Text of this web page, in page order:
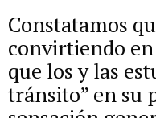
Constatamos
convirtiendo en
que los y las
tránsito” en su